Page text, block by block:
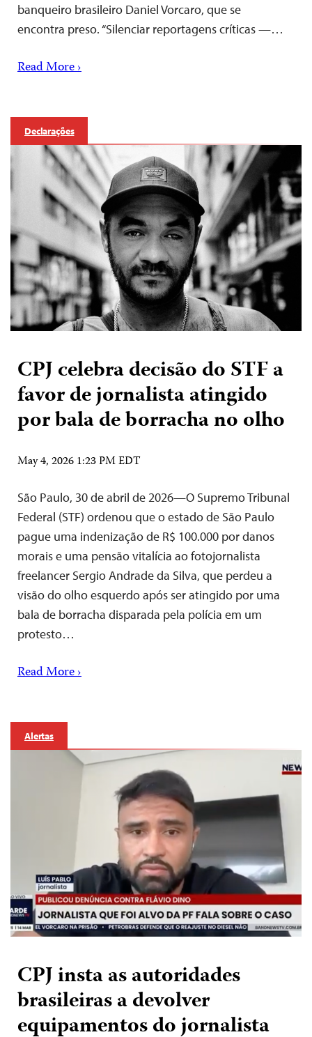
banqueiro brasileiro Daniel Vorcaro, que se
encontra preso. “Silenciar reportagens críticas —…
Read More ›
Declarações
CPJ celebra decisão do STF a
favor de jornalista atingido
por bala de borracha no olho
May 4, 2026 1:23 PM EDT
São Paulo, 30 de abril de 2026—O Supremo Tribunal
Federal (STF) ordenou que o estado de São Paulo
pague uma indenização de R$ 100.000 por danos
morais e uma pensão vitalícia ao fotojornalista
freelancer Sergio Andrade da Silva, que perdeu a
visão do olho esquerdo após ser atingido por uma
bala de borracha disparada pela polícia em um
protesto…
Read More ›
Alertas
CPJ insta as autoridades
brasileiras a devolver
equipamentos do jornalista